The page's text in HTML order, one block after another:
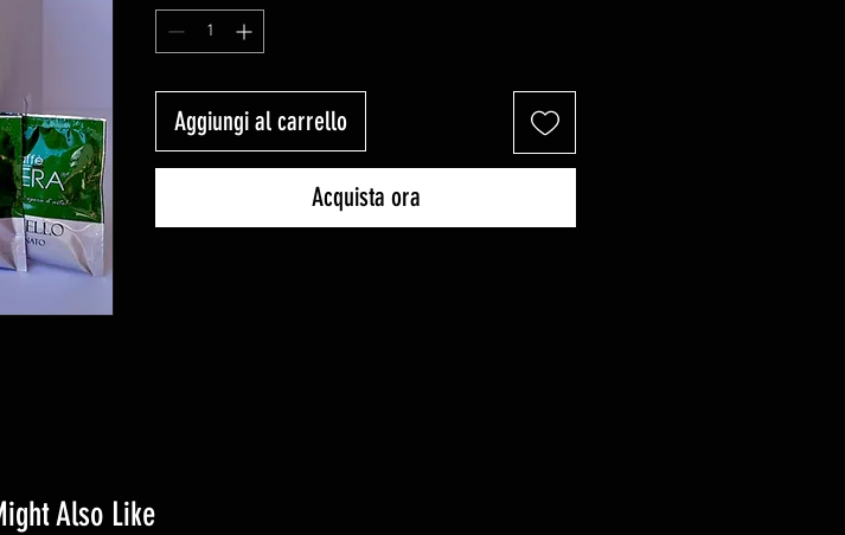
Aggiungi al carrello
Acquista ora
Also Like